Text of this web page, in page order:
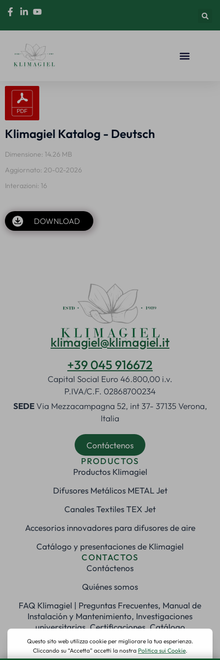
Klimagiel Katalog - Deutsch
Dimensione: 14.26 MB
Aggiornato: 20-02-2026
Interazioni: 16
DOWNLOAD
klimagiel@klimagiel.it
+39 045 916672
Capital Social Euro 46.800,00 i.v.
P.IVA/C.F. 02868700234
SEDEVia Mezzacampagna 52, int 37- 37135 Verona,
Italia
Contáctenos
PRODUCTOS
Productos Klimagiel
Difusores Metálicos METAL Jet
Canales Textiles TEX Jet
Accesorios innovadores para difusores de aire
Catálogo y presentaciones de Klimagiel
CONTACTOS
Contáctenos
Quiénes somos
FAQ Klimagiel | Preguntas Frecuentes, Manual de
Instalación y Mantenimiento, Investigaciones
universitarias, Certificaciones, Catálogo
REDES SOCIALES